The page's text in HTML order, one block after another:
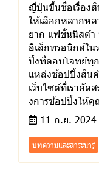
ญี่ปุ่นขึ้นชื่อเรื่อง
ให้เลือกหลากห
ยาก แฟชั่นนิสต้
อิเล็กทรอนิกส์ใ
ปิ้งที่ตอบโจทย์ทุ
แหล่งช้อปปิ้งสิน
เว็บไซต์ที่เราคัด
งการช้อปปิ้งให้
11 ก.ย. 2024
บทความและสาระน่ารู้